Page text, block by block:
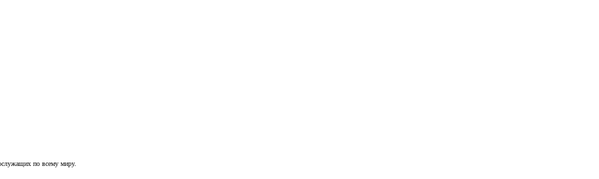
по всему миру.